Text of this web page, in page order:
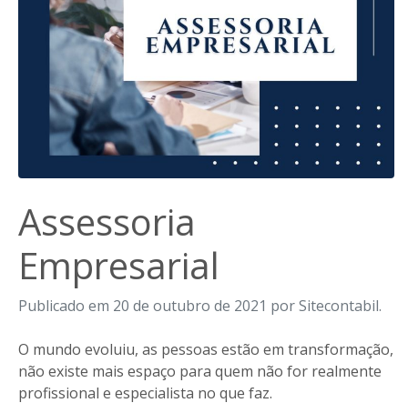
Assessoria
Empresarial
Publicado em 20 de outubro de 2021 por Sitecontabil.
O mundo evoluiu, as pessoas estão em transformação,
não existe mais espaço para quem não for realmente
profissional e especialista no que faz.